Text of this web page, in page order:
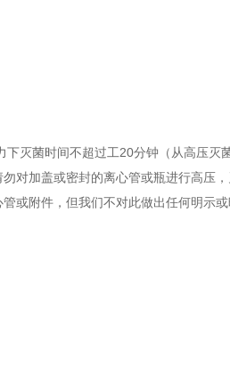
灭菌时间不超过工20分钟（从高压灭
对加盖或密封的离心管或瓶进行高压，
或附件，但我们不对此做出任何明示